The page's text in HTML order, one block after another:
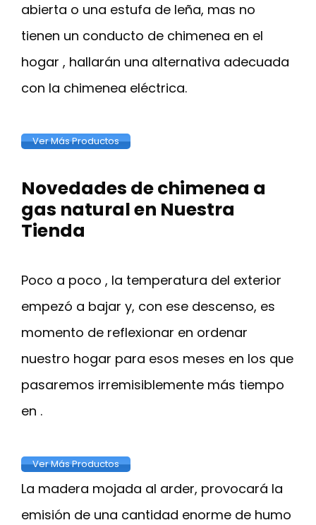
abierta o una estufa de leña, mas no
tienen un conducto de chimenea en el
hogar , hallarán una alternativa adecuada
con la chimenea eléctrica.
Ver Más Productos
Novedades de chimenea a
gas natural en Nuestra
Tienda
Poco a poco , la temperatura del exterior
empezó a bajar y, con ese descenso, es
momento de reflexionar en ordenar
nuestro hogar para esos meses en los que
pasaremos irremisiblemente más tiempo
en .
Ver Más Productos
La madera mojada al arder, provocará la
emisión de una cantidad enorme de humo